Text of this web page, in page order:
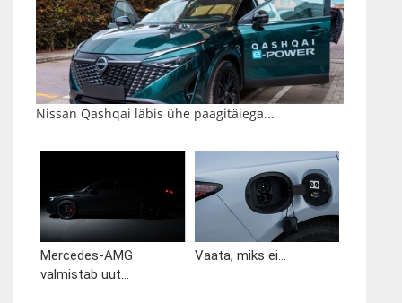
Nissan Qashqai läbis ühe paagitäiega...
Mercedes-AMG
valmistab uut...
Vaata, miks ei...